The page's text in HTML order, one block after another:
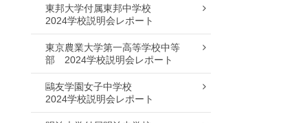
東邦大学付属東邦中学校
2024学校説明会レポート
東京農業大学第一高等学校中等
部 2024学校説明会レポート
鷗友学園女子中学校
2024学校説明会レポート